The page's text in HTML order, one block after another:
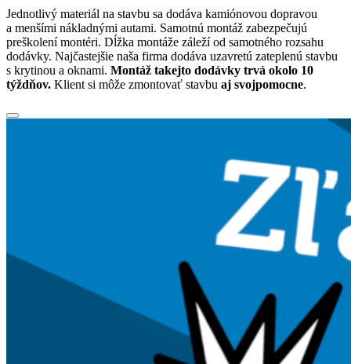
Jednotlivý materiál na stavbu sa dodáva kamiónovou dopravou
a menšími nákladnými autami. Samotnú montáž zabezpečujú
preškolení montéri. Dĺžka montáže záleží od samotného rozsahu
dodávky. Najčastejšie naša firma dodáva uzavretú zateplenú stavbu
s krytinou a oknami. Montáž takejto dodávky trvá okolo 10
týždňov. Klient si môže zmontovať stavbu aj svojpomocne.